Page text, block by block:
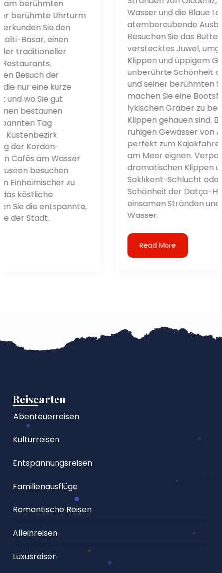
Wasser und die Blaue Lagune
atemberaubende Ausblicke bieten.
Besuchen Sie das Butterfly Valley, ein
verstecktes Juwel, umgeben von hohen
Klippen und üppigem Grün. Erkunden Sie die
unberührte Schönheit des Dalyan-Flusses
und seiner berühmten Schlammbäder oder
machen Sie eine Bootsfahrt, um die alten
lykischen Gräber zu besichtigen, die in die
Klippen gehauen sind. Besuchen Sie die
ruhigen Gewässer von Akyaka, die sich
perfekt zum Kajakfahren oder Entspannen
am Meer eignen. Verpassen Sie nicht die
dramatischen Klippen und Wanderwege der
Saklıkent-Schlucht oder die unberührte
Schönheit der Datça-Halbinsel mit ihren
einsamen Stränden und dem kristallklaren
Wasser.
Reisearten
Abenteuerreisen
Kulturreisen
Entspannungsreisen
Familienausflüge
Romantische Reisen
Alleinreisen
Luxusreisen